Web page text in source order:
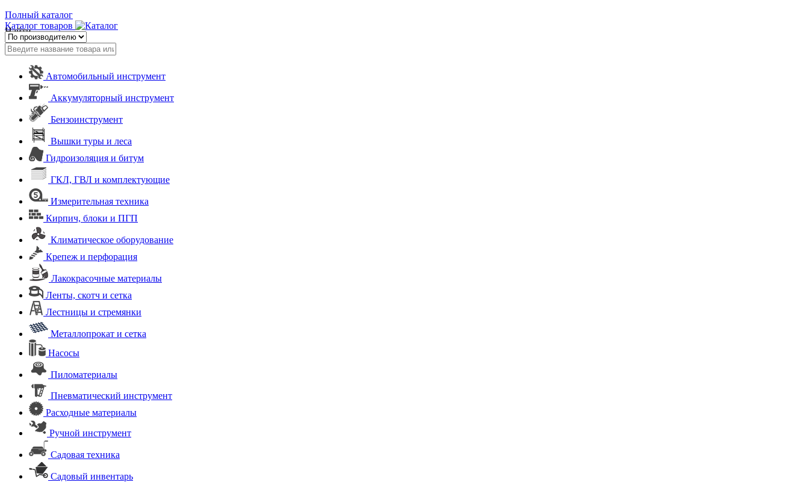
Полный каталог
Каталог товаров
Найти
Автомобильный инструмент
Аккумуляторный инструмент
Бензоинструмент
Вышки туры и леса
Гидроизоляция и битум
ГКЛ, ГВЛ и комплектующие
Измерительная техника
Кирпич, блоки и ПГП
Климатическое оборудование
Крепеж и перфорация
Лакокрасочные материалы
Ленты, скотч и сетка
Лестницы и стремянки
Металлопрокат и сетка
Насосы
Пиломатериалы
Пневматический инструмент
Расходные материалы
Ручной инструмент
Садовая техника
Садовый инвентарь